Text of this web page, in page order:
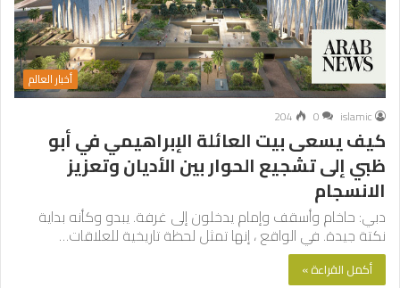
أخبار العالم
islamic
0
204
كيف يسعى بيت العائلة الإبراهيمي في أبو
ظبي إلى تشجيع الحوار بين الأديان وتعزيز
الانسجام
دبي: حاخام وأسقف وإمام يدخلون إلى غرفة. يبدو وكأنه بداية
نكتة جيدة. في الواقع ، إنها تمثل لحظة تاريخية للعلاقات…
أكمل القراءة »